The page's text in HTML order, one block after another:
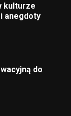
kulturze
anegdoty
do